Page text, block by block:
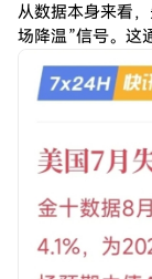
从数据本身来看
场降温”信号。这
预期，从而利好
偏向做多，但需